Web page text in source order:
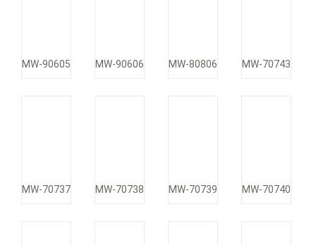
MW-90605 MW-90606 MW-80806 MW-70743
MW-70737 MW-70738 MW-70739 MW-70740